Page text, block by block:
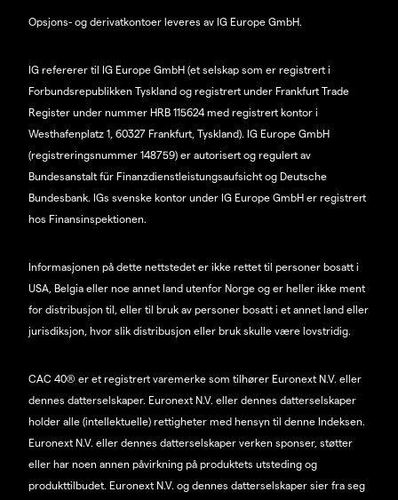
Opsjons- og derivatkontoer leveres av IG Europe GmbH.
IG refererer til IG Europe GmbH (et selskap som er registrert i
Forbundsrepublikken Tyskland og registrert under Frankfurt Trade
Register under nummer HRB 115624 med registrert kontor i
Westhafenplatz 1, 60327 Frankfurt, Tyskland). IG Europe GmbH
(registreringsnummer 148759) er autorisert og regulert av
Bundesanstalt für Finanzdienstleistungsaufsicht og Deutsche
Bundesbank. IGs svenske kontor under IG Europe GmbH er registrert
hos Finansinspektionen.
Informasjonen på dette nettstedet er ikke rettet til personer bosatt i
USA, Belgia eller noe annet land utenfor Norge og er heller ikke ment
for distribusjon til, eller til bruk av personer bosatt i et annet land eller
jurisdiksjon, hvor slik distribusjon eller bruk skulle være lovstridig.
CAC 40® er et registrert varemerke som tilhører Euronext N.V. eller
dennes datterselskaper. Euronext N.V. eller dennes datterselskaper
holder alle (intellektuelle) rettigheter med hensyn til denne Indeksen.
Euronext N.V. eller dennes datterselskaper verken sponser, støtter
eller har noen annen påvirkning på produktets utsteding og
produkttilbudet. Euronext N.V. og dennes datterselskaper sier fra seg